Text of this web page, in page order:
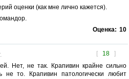
оценки (как мне лично кажется).
Оценка: 10
[ 18 ]
Нет, не так. Крапивин крайне сильно
то. Крапивин патологически любит